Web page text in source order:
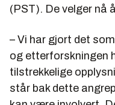
(PST). De velger nå
– Vi har gjort det
og etterforskningen
tilstrekkelige
står bak dette